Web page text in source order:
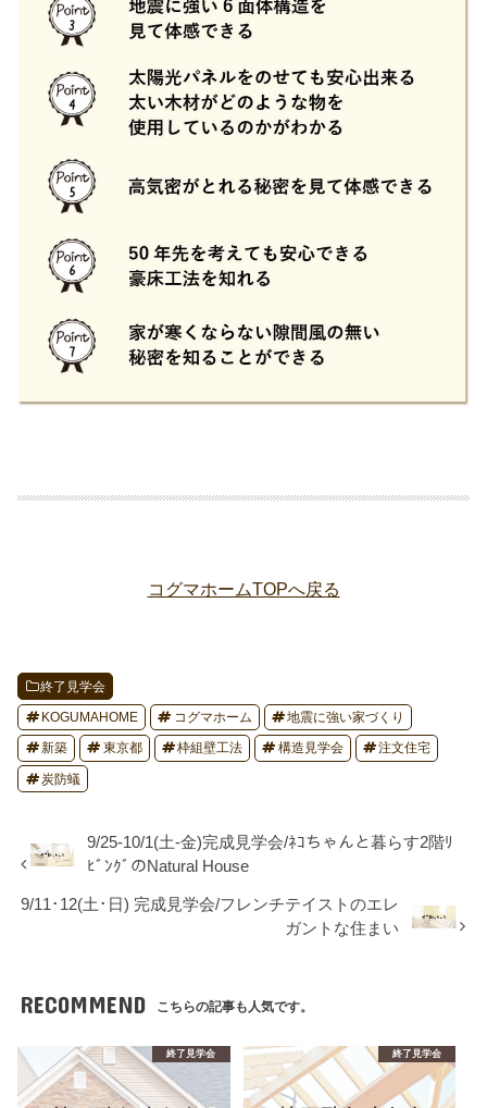
orologi replica svizzeriコグマホームTOPへ戻る
終了見学会
KOGUMAHOME コグマホーム 地震に強い家づくり
新築 東京都 枠組壁工法 構造見学会 注文住宅
炭防蟻
9/25-10/1(土-金)完成見学会/ﾈｺちゃんと暮らす2階ﾘ
ﾋﾞﾝｸﾞのNatural House
9/11･12(土･日) 完成見学会/フレンチテイストのエレ
ガントな住まい
RECOMMEND こちらの記事も人気です。
終了見学会 終了見学会